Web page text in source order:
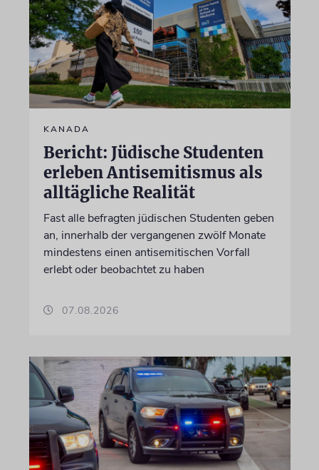
KANADA
Bericht: Jüdische Studenten
erleben Antisemitismus als
alltägliche Realität
Fast alle befragten jüdischen Studenten geben
an, innerhalb der vergangenen zwölf Monate
mindestens einen antisemitischen Vorfall
erlebt oder beobachtet zu haben
07.08.2026